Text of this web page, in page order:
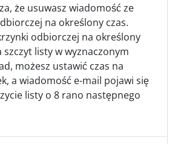
że usuwasz wiadomość ze
na określony czas.
odbiorczej na określony
szczyt listy w wyznaczonym
możesz ustawić czas na
a wiadomość e-mail pojawi się
listy o 8 rano następnego